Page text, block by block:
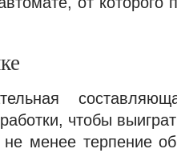
чтобы
менее терпение